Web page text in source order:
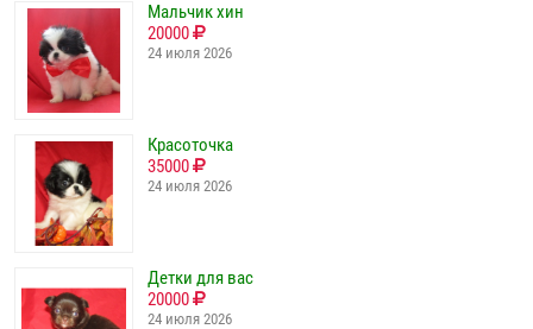
Мальчик хин
20000
24 июля 2026
Красоточка
35000
24 июля 2026
Детки для вас
20000
24 июля 2026